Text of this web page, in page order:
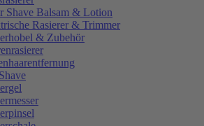
Shave Balsam & Lotion
Rasierer & Trimmer
& Zubehör